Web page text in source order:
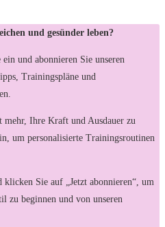
und gesünder leben?
und abonnieren Sie unseren
Trainingspläne und
mehr, Ihre Kraft und Ausdauer zu
um personalisierte Trainingsroutinen
Sie auf „Jetzt abonnieren“, um
zu beginnen und von unseren